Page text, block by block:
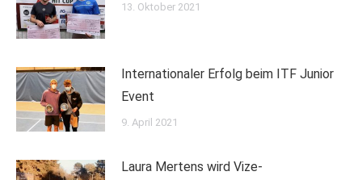
13. Oktober 2021
Internationaler Erfolg beim ITF Junior
Event
9. April 2021
Laura Mertens wird Vize-